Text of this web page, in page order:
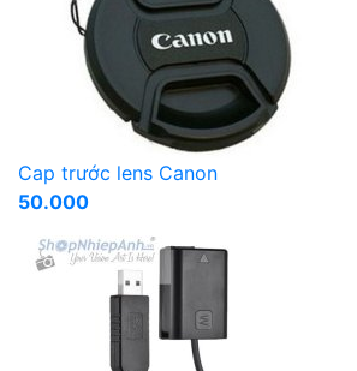
Cap trước lens Canon
50.000